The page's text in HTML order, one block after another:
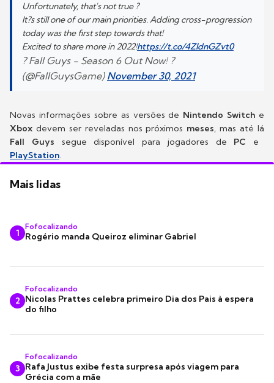
Unfortunately, that's not true ?
It?s still one of our main priorities. Adding cross-progression
today was the first step towards that!
Excited to share more in 2022!https://t.co/4ZldnGZvt0
? Fall Guys - Season 6 Out Now! ?
(@FallGuysGame) November 30, 2021
Novas informações sobre as versões de Nintendo Switch e
Xbox devem ser reveladas nos próximos meses, mas até lá
Fall Guys segue disponível para jogadores de PC e
PlayStation.
Mais lidas
1
Fofocalizando
Rogério manda Queiroz eliminar Gabriel
2
Fofocalizando
Nicolas Prattes celebra primeiro Dia dos Pais à espera
do filho
3
Fofocalizando
Rafa Justus exibe festa surpresa após viagem para
Grécia com a mãe